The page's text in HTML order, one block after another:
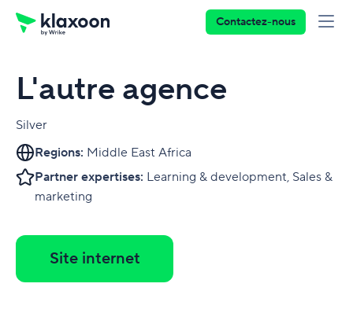
Contactez-nous
L'autre agence
Silver
Regions: Middle East Africa
Partner expertises: Learning & development, Sales &
marketing
Site internet